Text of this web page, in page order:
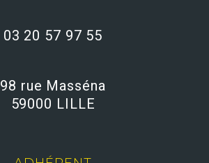
03 20 57 97 55
98 rue Masséna
59000 LILLE